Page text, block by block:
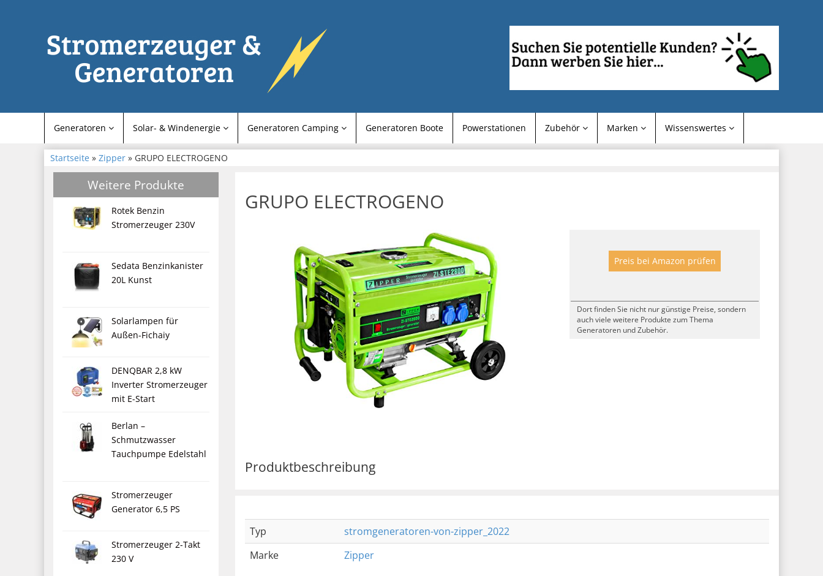
Generatoren Solar- & Windenergie Generatoren Camping Generatoren Boote Powerstationen Zubehör Marken Wissenswertes
Startseite » Zipper » GRUPO ELECTROGENO
Weitere Produkte
Rotek Benzin
Stromerzeuger 230V
Sedata Benzinkanister
20L Kunst
Solarlampen für
Außen-Fichaiy
DENQBAR 2,8 kW
Inverter Stromerzeuger
mit E-Start
Berlan –
Schmutzwasser
Tauchpumpe Edelstahl
Stromerzeuger
Generator 6,5 PS
Stromerzeuger 2-Takt
230 V
GRUPO ELECTROGENO
Preis bei Amazon prüfen
Dort finden Sie nicht nur günstige Preise, sondern
auch viele weitere Produkte zum Thema
Generatoren und Zubehör.
Produktbeschreibung
Typ
stromgeneratoren-von-zipper_2022
Marke
Zipper